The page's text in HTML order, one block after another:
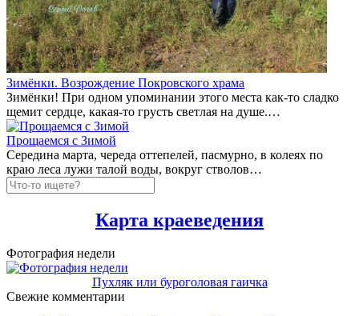
Зимёнки. Возрождение Покровского храма
Зимёнки! При одном упоминании этого места как-то сладко
щемит сердце, какая-то грусть светлая на душе.…
Прощаемся с Зимой
Середина марта, череда оттепелей, пасмурно, в колеях по
краю леса лужи талой воды, вокруг стволов…
Карта краеведения
Фотография недели
Пухляк или буроголовая гаичка
Свежие комментарии